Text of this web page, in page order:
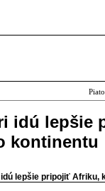
idú lepšie
kontinentu
lepšie pripojiť Afriku,